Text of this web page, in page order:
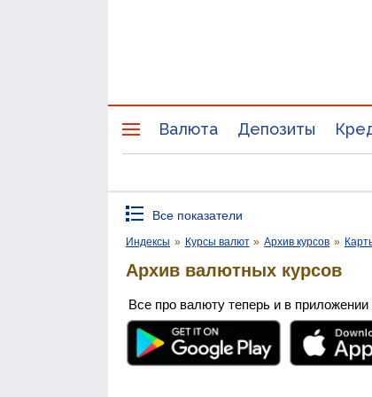
Валюта Депозиты
Все показатели
Индексы » Курсы валют » Архив курсов »
Архив валютных курсов
Все про валюту теперь и в